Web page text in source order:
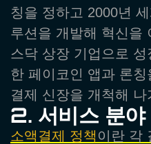
칭을 정하고 2000년
루션을 개발해 혁신을
스닥 상장 기업으로
한 페이코인 앱과 론
결제 신장을 개척해
2. 서비스 분야
소액결제 정책 이란 각